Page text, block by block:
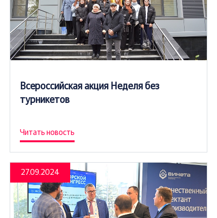
Всероссийская акция Неделя без
турникетов
Читать новость
27.09.2024